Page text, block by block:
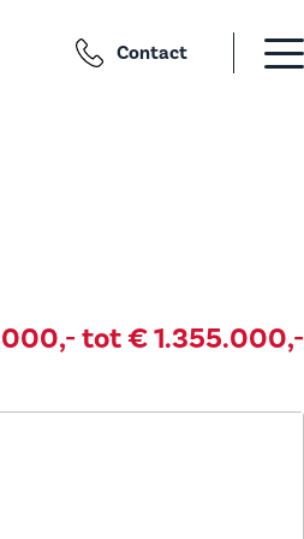
Contact
tot € 1.355.000,-